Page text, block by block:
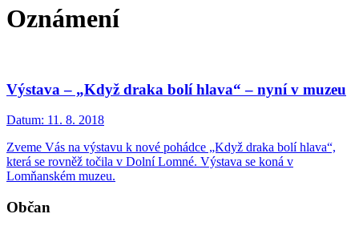
Oznámení
Výstava – „Když draka bolí hlava“ – nyní v muzeu
Datum: 11. 8. 2018
Zveme Vás na výstavu k nové pohádce „Když draka bolí hlava“,
která se rovněž točila v Dolní Lomné. Výstava se koná v
Lomňanském muzeu.
Občan